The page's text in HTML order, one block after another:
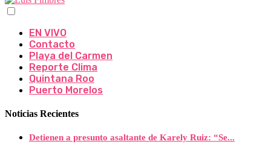
EN VIVO
Contacto
Playa del Carmen
Reporte Clima
Quintana Roo
Puerto Morelos
Noticias Recientes
Detienen a presunto asaltante de Karely Ruiz: “Se...